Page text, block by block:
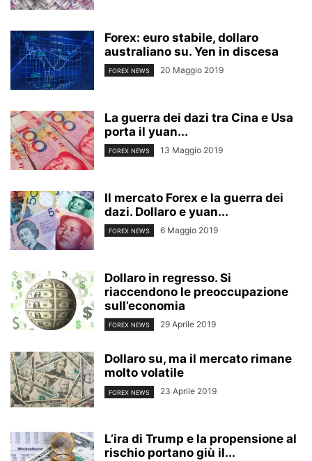
Forex: euro stabile, dollaro
australiano su. Yen in discesa
FOREX NEWS 20 Maggio 2019
La guerra dei dazi tra Cina e Usa
porta il yuan...
FOREX NEWS 13 Maggio 2019
Il mercato Forex e la guerra dei
dazi. Dollaro e yuan...
FOREX NEWS 6 Maggio 2019
Dollaro in regresso. Si
riaccendono le preoccupazione
sull’economia
FOREX NEWS 29 Aprile 2019
Dollaro su, ma il mercato rimane
molto volatile
FOREX NEWS 23 Aprile 2019
L’ira di Trump e la propensione al
rischio portano giù il...